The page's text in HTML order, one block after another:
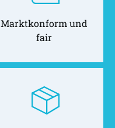
Marktkonform und
fair